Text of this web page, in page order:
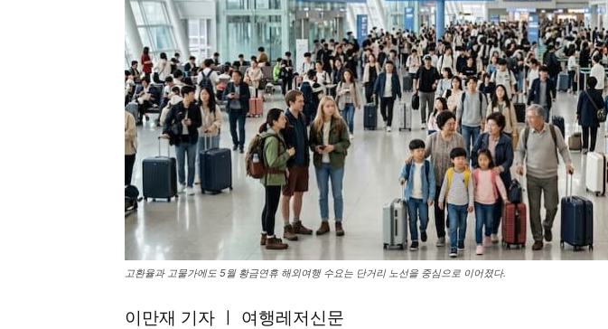
고환율과 고물가에도 5월 황금연휴 해외여행 수요는 단거리 노선을 중심으로 이어졌다.
이만재 기자 ㅣ 여행레저신문